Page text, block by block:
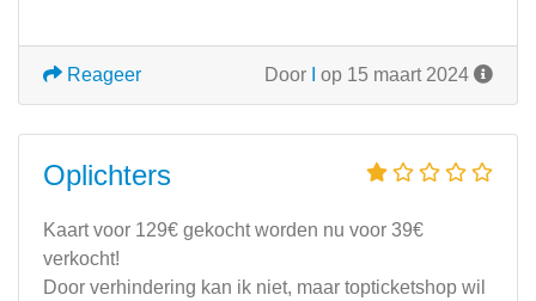
Door op 15 maart 2024
Reageer
Oplichters
Kaart voor 129€ gekocht worden nu voor 39€
verkocht!
Door verhindering kan ik niet, maar topticketshop wil